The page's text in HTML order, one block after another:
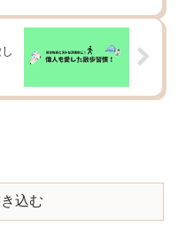
込む